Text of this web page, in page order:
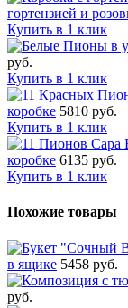
гортензией и
Купить в 1 клик
руб.
Купить в 1 клик
коробке 5810 руб.
Купить в 1 клик
коробке 6135 руб.
Купить в 1 клик
Похожие товары
в ящике 5458 руб.
руб.